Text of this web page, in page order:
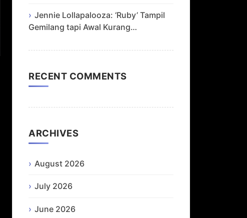
Jennie Lollapalooza: ‘Ruby’ Tampil
Gemilang tapi Awal Kurang…
RECENT COMMENTS
ARCHIVES
August 2026
July 2026
June 2026